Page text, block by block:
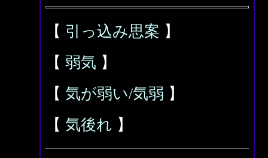
【 引っ込み思案 】
【 弱気 】
【 気が弱い/気弱 】
【 気後れ 】